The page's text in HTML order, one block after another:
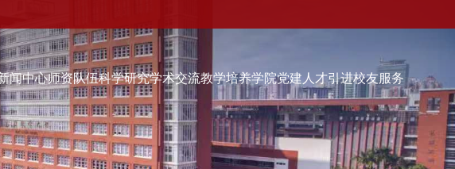
闻中心师资队伍科学研究学术交流教学培养学院党建 人才引进校友服务
教学培养
本科生
学院党建 人才引进 校友服务
校友会快讯